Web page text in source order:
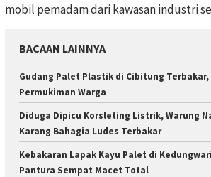
mobil pemadam dari kawasan industri
BACAAN LAINNYA
Gudang Palet Plastik di Cibitung Terbakar,
Permukiman Warga
Diduga Dipicu Korsleting Listrik, Warung
Karang Bahagia Ludes Terbakar
Kebakaran Lapak Kayu Palet di
Pantura Sempat Macet Total